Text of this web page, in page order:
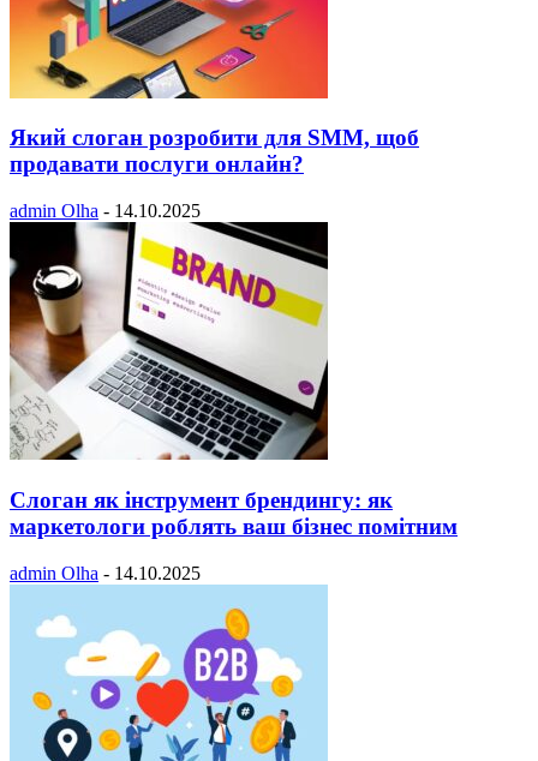
Який слоган розробити для SMM, щоб
продавати послуги онлайн?
admin Olha - 14.10.2025
Слоган як інструмент брендингу: як
маркетологи роблять ваш бізнес помітним
admin Olha - 14.10.2025